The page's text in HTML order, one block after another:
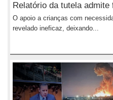
Relatório da tutela admite
O apoio a crianças com
revelado ineficaz, deixando...